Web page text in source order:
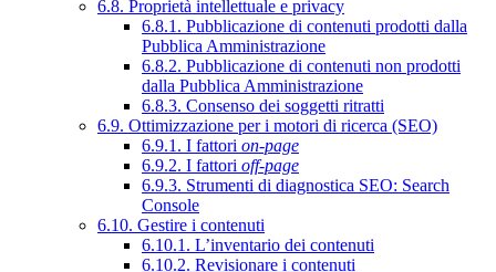
6.8. Proprietà intellettuale e privacy
6.8.1. Pubblicazione di contenuti prodotti dalla
Pubblica Amministrazione
6.8.2. Pubblicazione di contenuti non prodotti
dalla Pubblica Amministrazione
6.8.3. Consenso dei soggetti ritratti
6.9. Ottimizzazione per i motori di ricerca (SEO)
6.9.1. I fattori on-page
6.9.2. I fattori off-page
6.9.3. Strumenti di diagnostica SEO: Search
Console
6.10. Gestire i contenuti
6.10.1. L’inventario dei contenuti
6.10.2. Revisionare i contenuti